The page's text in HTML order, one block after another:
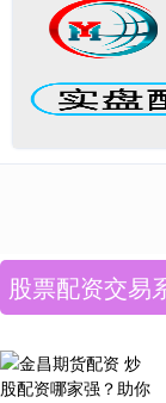
股票配资交易